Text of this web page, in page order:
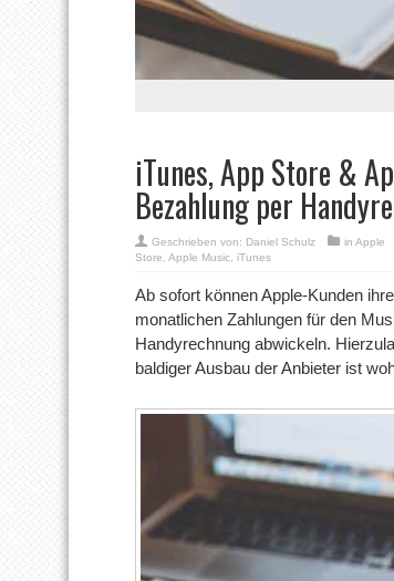
iTunes, App Store &
Bezahlung per
Geschrieben von: Daniel Schulz in Apple
Store Apple Music iTunes
Ab sofort können Apple-Kunden
monatlichen Zahlungen für den
Handyrechnung abwickeln.
baldiger Ausbau der Anbieter ist